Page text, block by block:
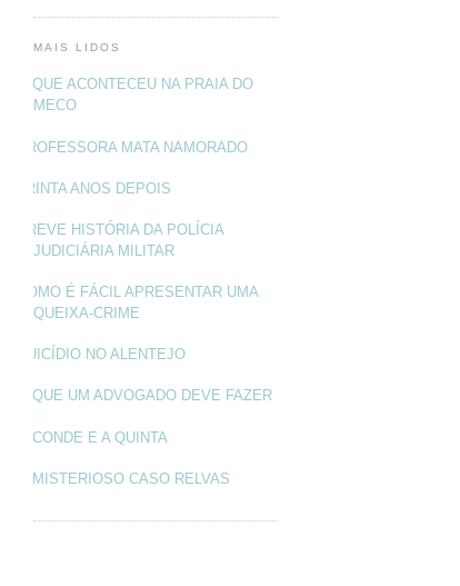
MAIS LIDOS
O QUE ACONTECEU NA PRAIA DO
MECO
PROFESSORA MATA NAMORADO
TRINTA ANOS DEPOIS
BREVE HISTÓRIA DA POLÍCIA
JUDICIÁRIA MILITAR
COMO É FÁCIL APRESENTAR UMA
QUEIXA-CRIME
SUICÍDIO NO ALENTEJO
O QUE UM ADVOGADO DEVE FAZER
O CONDE E A QUINTA
O MISTERIOSO CASO RELVAS